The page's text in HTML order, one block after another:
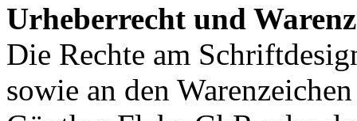
Urheberrecht und
Die Rechte am
sowie an den